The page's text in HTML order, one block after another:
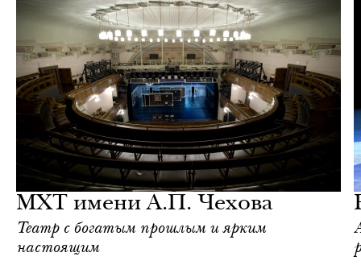
МХТ имени А.П. Чехова
Театр с богатым прошлым и ярким
настоящим